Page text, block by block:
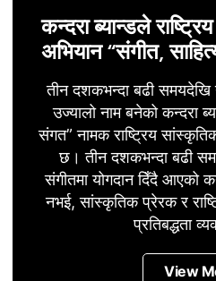
कन्दरा ब्यान्डले
अभियान “संगीत,
तीन दशकभन्दा बढी
उज्यालो नाम बनेको कन्दरा
संगत” नामक राष्ट्रिय
छ। तीन दशकभन्दा बढी
संगीतमा योगदान दिँदै आएको
नभई, सांस्कृतिक प्रेरक र
प्रतिबद्धता
View